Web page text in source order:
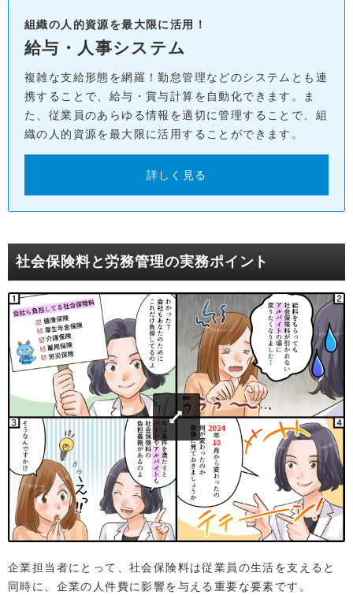
組織の人的資源を最大限に活用！
給与・人事システム
複雑な支給形態を網羅！勤怠管理などのシステムとも連
携することで、給与・賞与計算を自動化できます。ま
た、従業員のあらゆる情報を適切に管理することで、組
織の人的資源を最大限に活用することができます。
詳しく見る
社会保険料と労務管理の実務ポイント
企業担当者にとって、社会保険料は従業員の生活を支えると
同時に、企業の人件費に影響を与える重要な要素です。